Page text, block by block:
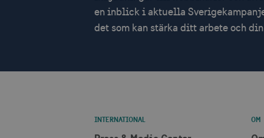
en inblick i aktuella
det som kan stärka ditt arbete och
INTERNATIONAL OM
Namn
csrftoken
__cf_bm